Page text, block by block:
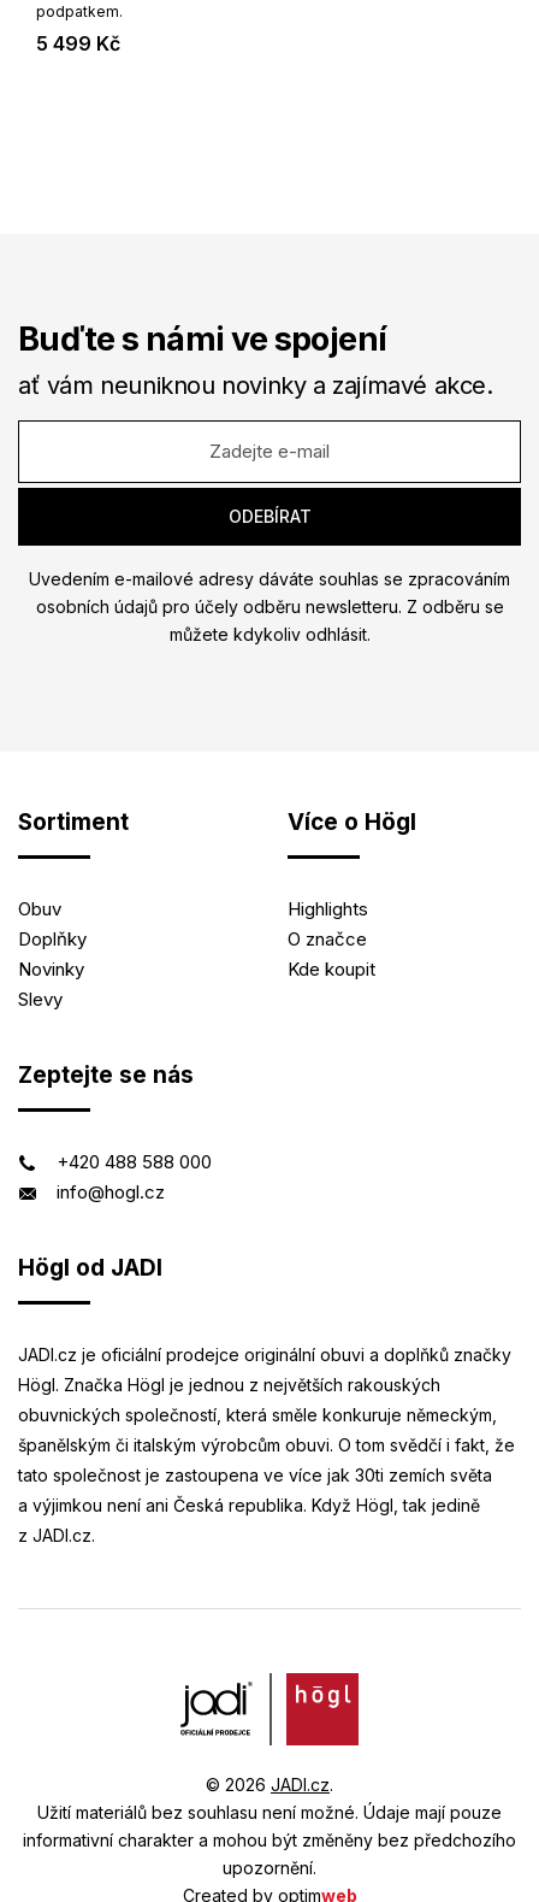
podpatkem.
5 499 Kč
Buďte s námi ve spojení
ať vám neuniknou novinky a zajímavé akce.
Uvedením e-mailové adresy dáváte souhlas se zpracováním
osobních údajů pro účely odběru newsletteru. Z odběru se
můžete kdykoliv odhlásit.
Sortiment
Obuv
Doplňky
Novinky
Slevy
Více o Högl
Highlights
O značce
Kde koupit
Zeptejte se nás
+420 488 588 000
info@hogl.cz
Högl od JADI
JADI.cz je oficiální prodejce originální obuvi a doplňků značky
Högl. Značka Högl je jednou z největších rakouských
obuvnických společností, která směle konkuruje německým,
španělským či italským výrobcům obuvi. O tom svědčí i fakt, že
tato společnost je zastoupena ve více jak 30ti zemích světa
a výjimkou není ani Česká republika. Když Högl, tak jedině
z JADI.cz.
© 2026 JADI.cz.
Užití materiálů bez souhlasu není možné. Údaje mají pouze
informativní charakter a mohou být změněny bez předchozího
upozornění.
Created by optimweb